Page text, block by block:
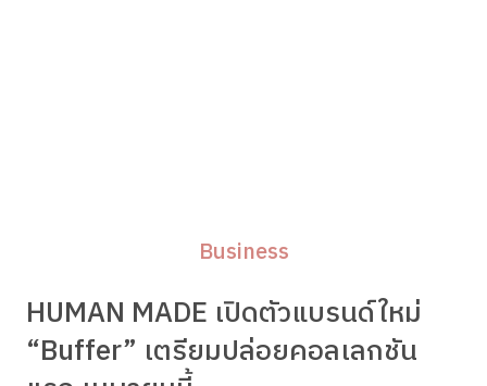
Business
HUMAN MADE เปิดตัวแบรนด์ใหม่
“Buffer” เตรียมปล่อยคอลเลกชัน